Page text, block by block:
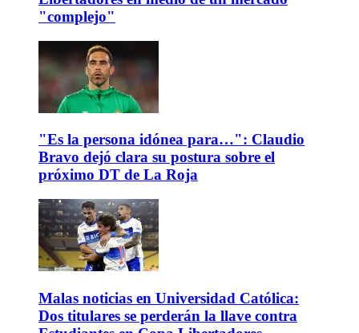
"complejo"
"Es la persona idónea para…": Claudio
Bravo dejó clara su postura sobre el
próximo DT de La Roja
Malas noticias en Universidad Católica:
Dos titulares se perderán la llave contra